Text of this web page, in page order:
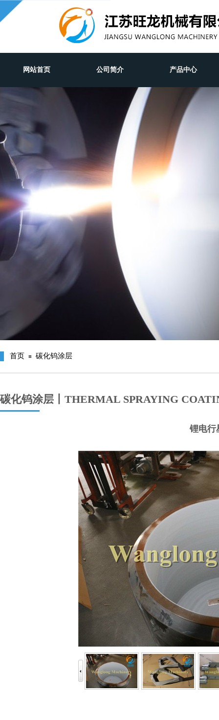
网站首页 公司简介 产品中心
首页 ≡ 碳化钨涂层
碳化钨涂层丨THERMAL SPRAYING
锂电行